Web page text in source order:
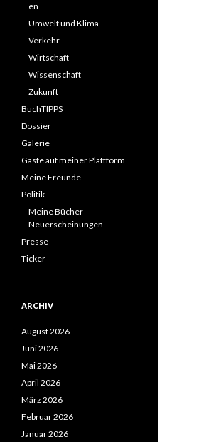
en
Umwelt und Klima
Verkehr
Wirtschaft
Wissenschaft
Zukunft
BuchTIPPS
Dossier
Galerie
Gäste auf meiner Plattform
Meine Freunde
Politik
Meine Bücher -
Neuerscheinungen
Presse
Ticker
ARCHIV
August 2026
Juni 2026
Mai 2026
April 2026
März 2026
Februar 2026
Januar 2026